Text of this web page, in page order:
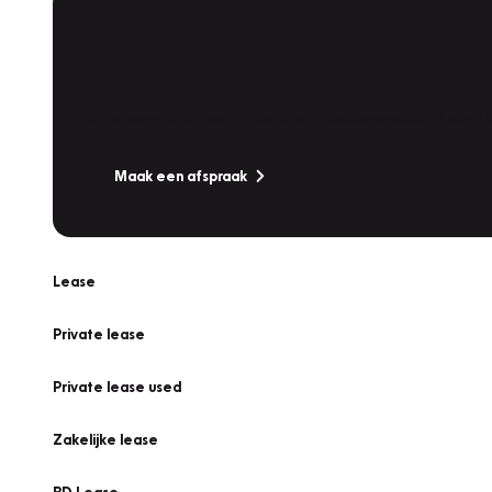
Maak een afspraak
Lease
Private lease
Private lease used
Zakelijke lease